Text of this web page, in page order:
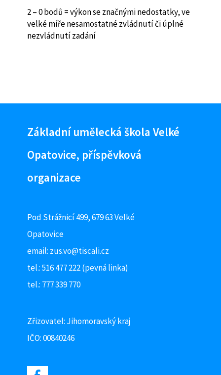
2 – 0 bodů = výkon se značnými nedostatky, ve
velké míře nesamostatné zvládnutí či úplné
nezvládnutí zadání
Základní umělecká škola Velké
Opatovice, příspěvková
organizace
Pod Strážnicí 499, 679 63 Velké
Opatovice
email: zus.vo@tiscali.cz
tel.: 516 477 222 (pevná linka)
tel.: 777 339 770
Zřizovatel: Jihomoravský kraj
IČO: 00840246